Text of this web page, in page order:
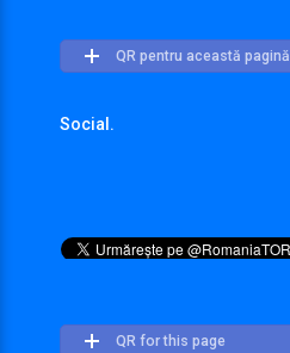
QR pentru această pagină
Social.
QR for this page